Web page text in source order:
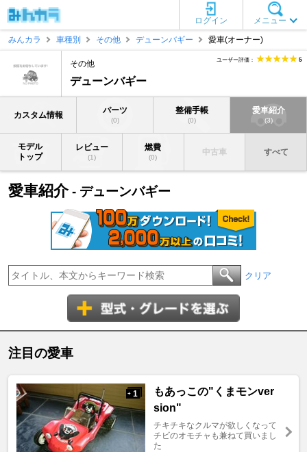
メニュー
ログイン
みんカラ
車種別 その他 デューンバギー 愛車(オーナー)
その他
デューンバギー
ユーザー評価： 5
カスタム情報 パーツ
(0)
整備手帳
(0)
愛車紹介
(3)
モデル
トップ
レビュー
(1)
燃費
(0)
中古車 すべて
愛車紹介- デューンバギー
クリア
注目の愛車
+ 1
もあっこの"くまモンver
sion"
チキチキなクルマが欲しくなって
チビのオモチャも兼ねて買いまし
た